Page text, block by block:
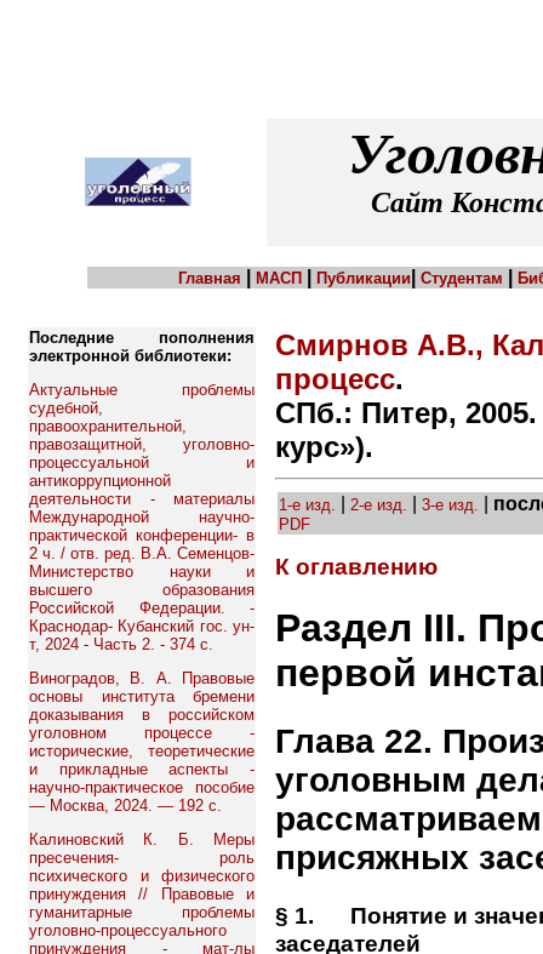
Сайт
Главная МАСП Публикации Студентам
Последние пополнения
электронной библиотеки:
Актуальные проблемы
судебной,
правоохранительной,
правозащитной, уголовно-
процессуальной и
антикоррупционной
деятельности - материалы
Международной научно-
практической конференции- в
2 ч. / отв. ред. В.А. Семенцов-
Министерство науки и
высшего образования
Российской Федерации. -
Краснодар- Кубанский гос. ун-
т, 2024 - Часть 2. - 374 с.
Виноградов, В. А. Правовые
основы института бремени
доказывания в российском
уголовном процессе -
исторические, теоретические
и прикладные аспекты -
научно-практическое пособие
— Москва, 2024. — 192 с.
Калиновский К. Б. Меры
пресечения- роль
психического и физического
принуждения // Правовые и
гуманитарные проблемы
уголовно-процессуального
принуждения - мат-лы
Смирнов А.В.,
процесс.
СПб.: Питер,
курс»).
1-е изд. 2-е изд. 3-е изд.
PDF
К оглавлению
Раздел III.
первой
Глава 22.
уголовным
присяжных
§ 1. Понятие и
заседателей